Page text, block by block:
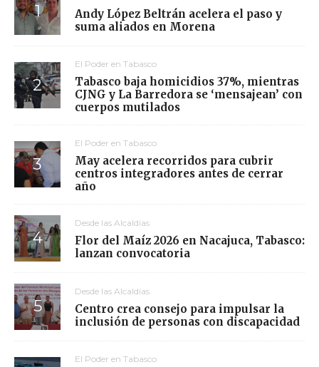
Andy López Beltrán acelera el paso y
suma aliados en Morena
El Poder en Tabasco
Tabasco baja homicidios 37%, mientras
CJNG y La Barredora se ‘mensajean’ con
cuerpos mutilados
El Poder en Tabasco
May acelera recorridos para cubrir
centros integradores antes de cerrar
año
Desde las Alcaldías
Flor del Maíz 2026 en Nacajuca, Tabasco:
lanzan convocatoria
Desde las Alcaldías
Centro crea consejo para impulsar la
inclusión de personas con discapacidad
El Poder en Tabasco